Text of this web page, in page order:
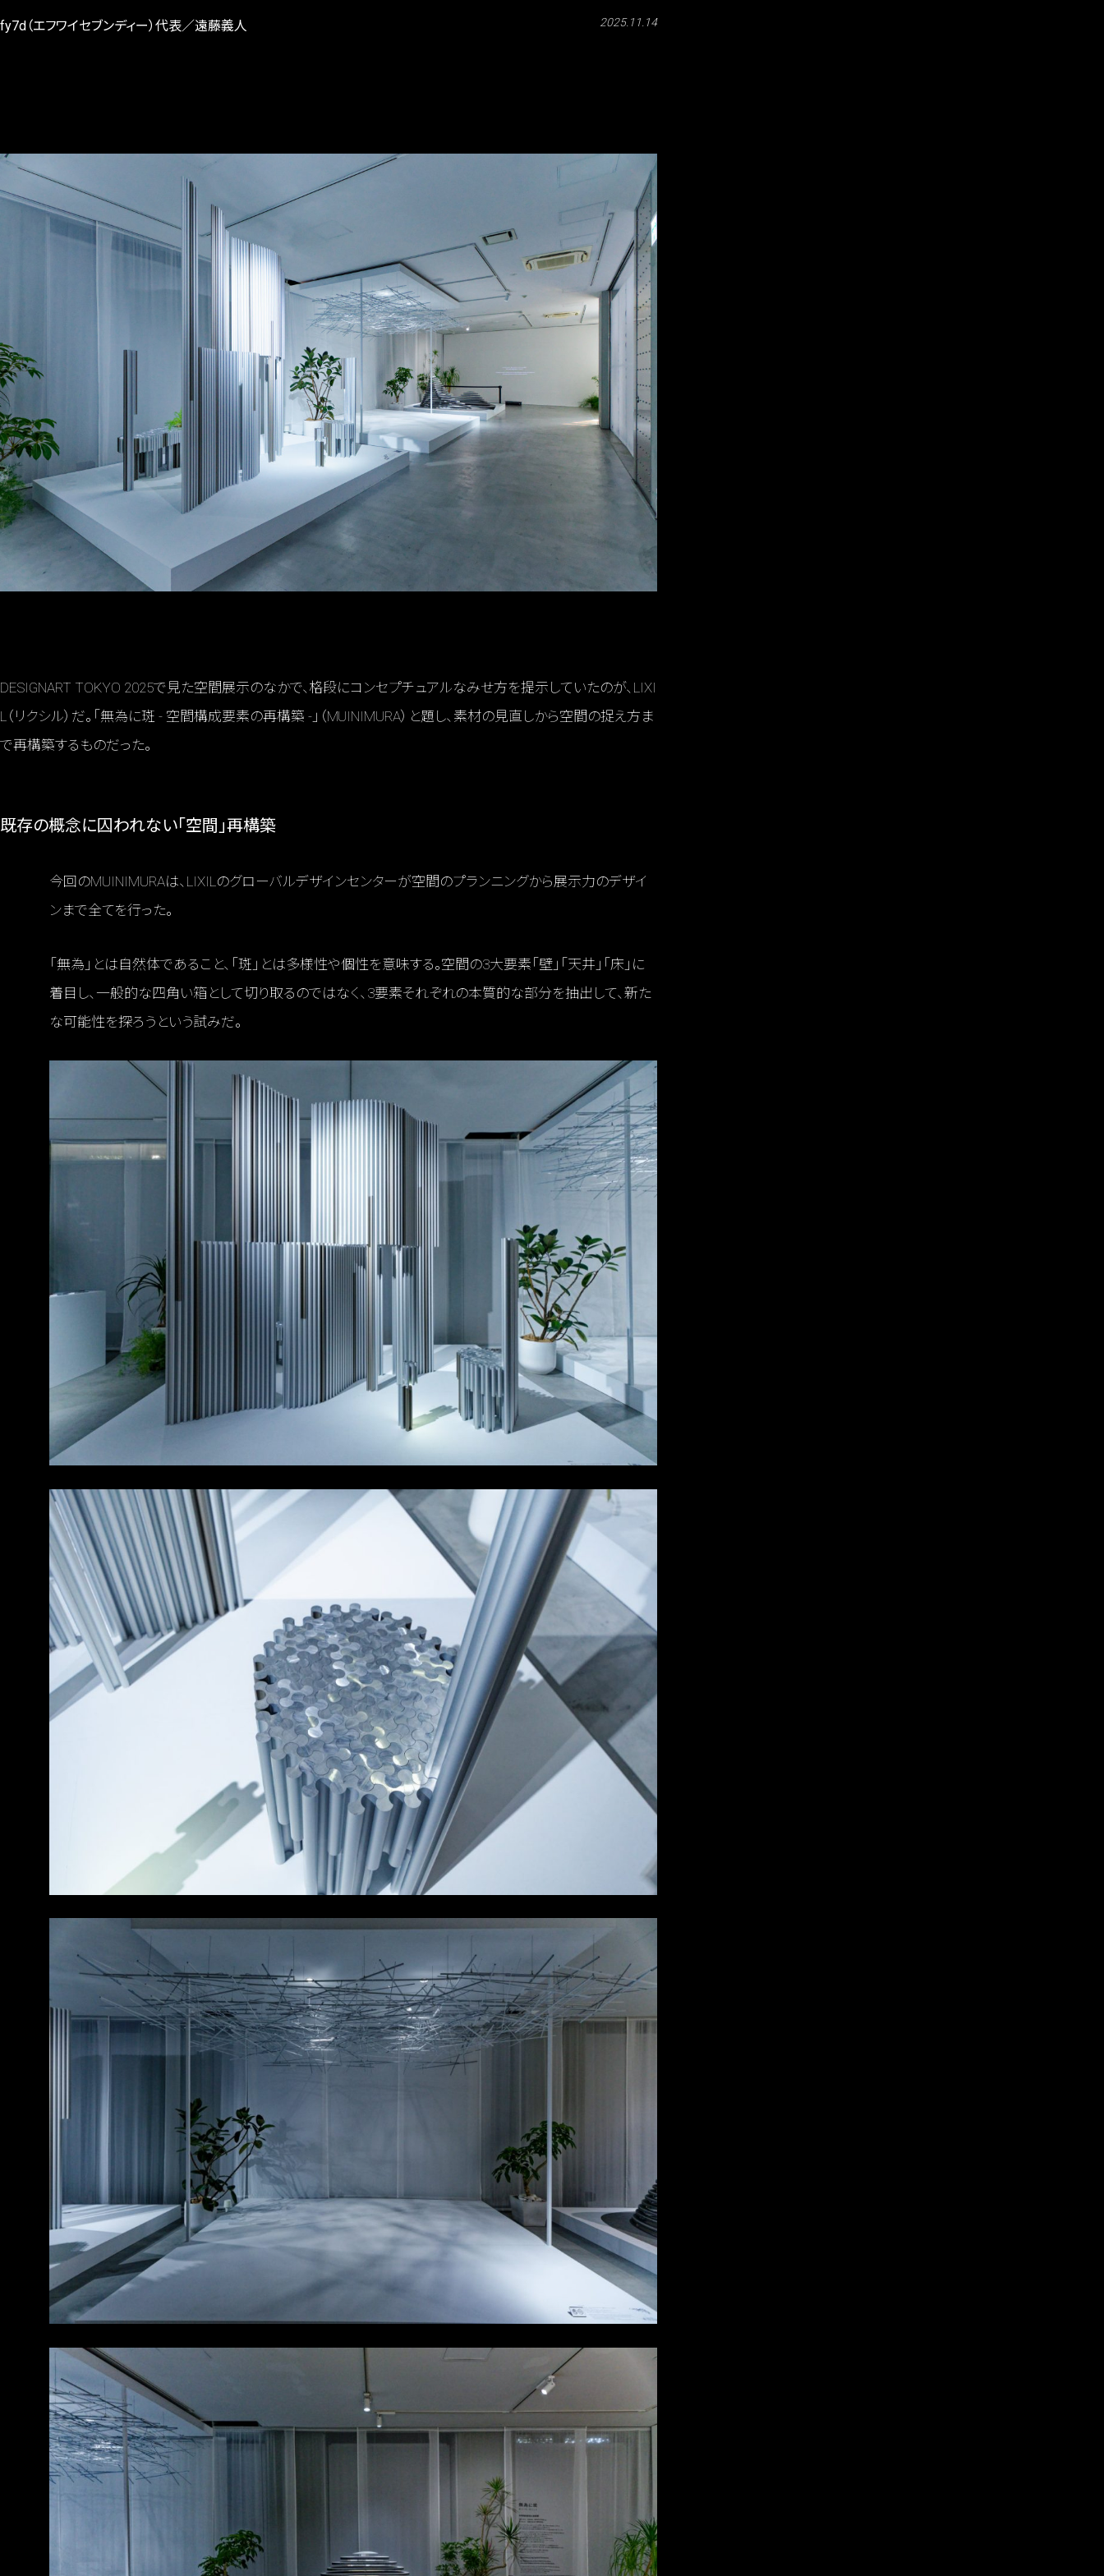
fy7d（エフワイセブンディー）代表／遠藤義人 2025.11.14
DESIGNART TOKYO 2025で見た空間展示のなかで、格段にコンセプチュアルなみせ方を提示していたのが、LIXI
L（リクシル）だ。「無為に斑 - 空間構成要素の再構築 -」（MUINIMURA）と題し、素材の見直しから空間の捉え方ま
で再構築するものだった。
既存の概念に囚われない「空間」再構築
今回のMUINIMURAは、LIXILのグローバルデザインセンターが空間のプランニングから展示力のデザイ
ンまで全てを行った。
「無為」とは自然体であること、「斑」とは多様性や個性を意味する。空間の3大要素「壁」「天井」「床」に
着目し、一般的な四角い箱として切り取るのではなく、3要素それぞれの本質的な部分を抽出して、新た
な可能性を探ろうという試みだ。